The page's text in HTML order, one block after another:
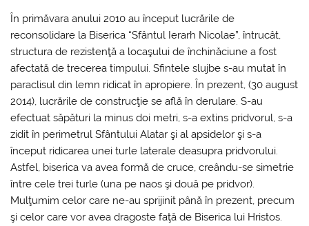
În primăvara anului 2010 au început lucrările de
reconsolidare la Biserica “Sfântul Ierarh Nicolae”, întrucât,
structura de rezistenţă a locaşului de închinăciune a fost
afectată de trecerea timpului. Sfintele slujbe s-au mutat în
paraclisul din lemn ridicat în apropiere. În prezent, (30 august
2014), lucrările de construcţie se află în derulare. S-au
efectuat săpături la minus doi metri, s-a extins pridvorul, s-a
zidit în perimetrul Sfântului Alatar şi al apsidelor şi s-a
început ridicarea unei turle laterale deasupra pridvorului.
Astfel, biserica va avea formă de cruce, creându-se simetrie
între cele trei turle (una pe naos şi două pe pridvor).
Mulţumim celor care ne-au sprijinit până în prezent, precum
şi celor care vor avea dragoste faţă de Biserica lui Hristos.